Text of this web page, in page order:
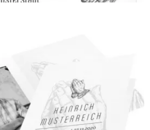
Adressaufkleber
{farbicons}